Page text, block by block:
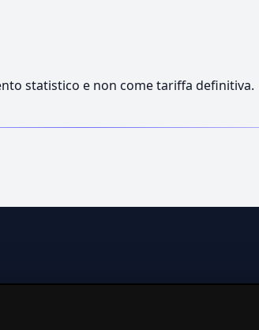
statistico e non come tariffa definitiva.